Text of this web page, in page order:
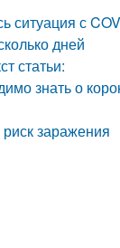
ситуация с
дней
статьи:
знать о
риск заражения